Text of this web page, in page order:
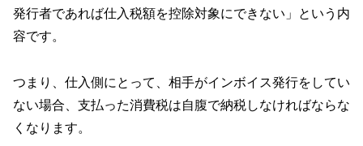
発行者であれば仕入税額を控除対象にできない」という内
容です。
つまり、仕入側にとって、相手がインボイス発行をしてい
ない場合、支払った消費税は自腹で納税しなければならな
くなります。